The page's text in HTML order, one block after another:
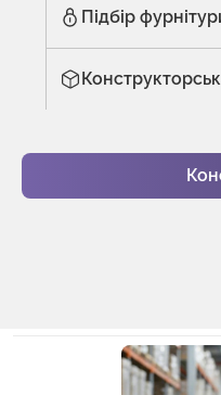
Підбір